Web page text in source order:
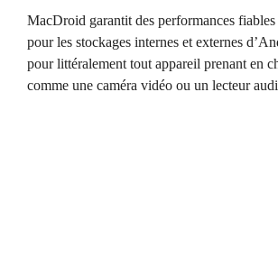
MacDroid garantit des performances
pour les stockages internes et externes
pour littéralement tout appareil prenant en
comme une caméra vidéo ou un lecteur